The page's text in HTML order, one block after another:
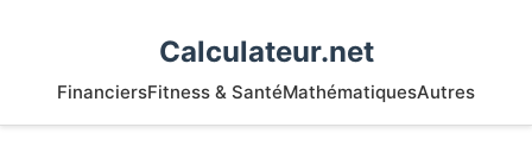
Calculateur.net
FinanciersFitness & SantéMathématiquesAutres